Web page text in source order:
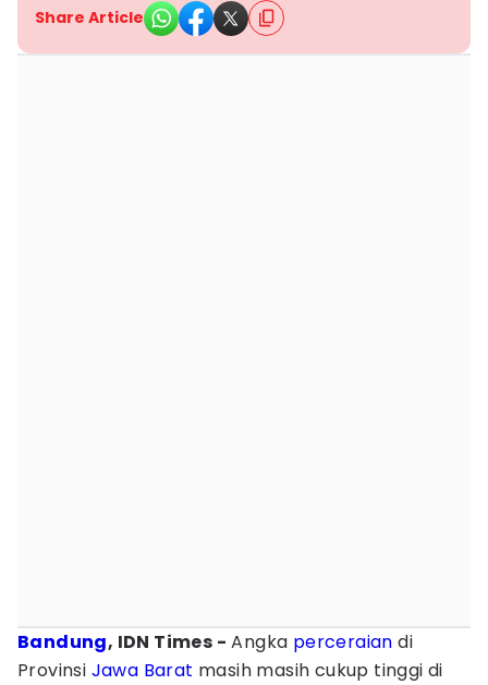
Share Article
Bandung, IDN Times - Angka perceraian di
Provinsi Jawa Barat masih masih cukup tinggi di